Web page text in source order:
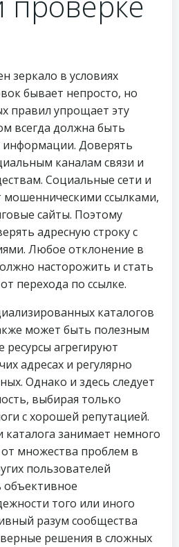
зеркало в условиях
бывает непросто, но
правил упрощает эту
всегда должна быть
информации. Доверять
каналам связи и
Социальные сети и
ссылками,
сайты. Поэтому
адресную строку с
Любое отклонение в
насторожить и стать
перехода по ссылке.
каталогов
может быть полезным
ресурсы агрегируют
адресах и регулярно
Однако и здесь следует
выбирая только
с хорошей репутацией.
занимает немного
множества проблем в
пользователей
объективное
того или иного
разум сообщества
решения в сложных